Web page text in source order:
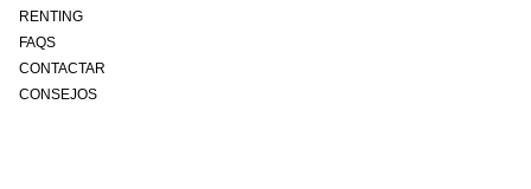
RENTING
FAQS
CONTACTAR
CONSEJOS